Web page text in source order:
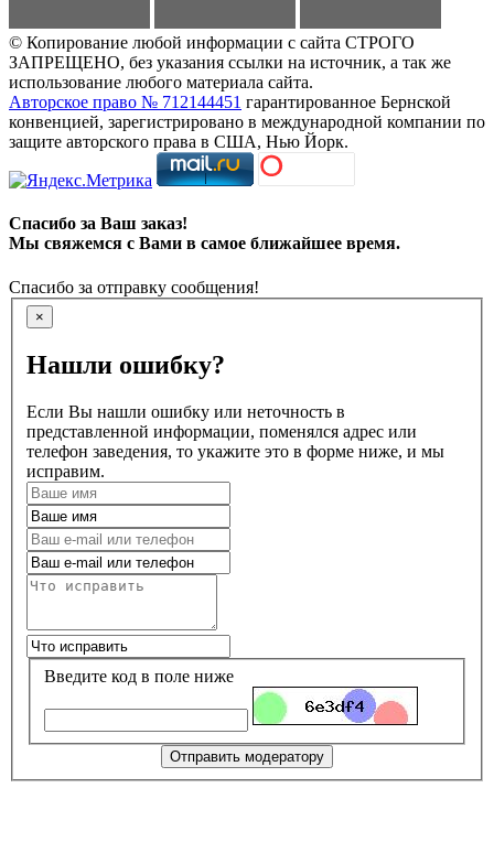
© Копирование любой информации с сайта СТРОГО
ЗАПРЕЩЕНО, без указания ссылки на источник, а так же
использование любого материала сайта.
Авторское право № 712144451 гарантированное Бернской
конвенцией, зарегистрировано в международной компании по
защите авторского права в США, Нью Йорк.
Спасибо за Ваш заказ!
Мы свяжемся с Вами в самое ближайшее время.
Спасибо за отправку сообщения!
×
Нашли ошибку?
Если Вы нашли ошибку или неточность в
представленной информации, поменялся адрес или
телефон заведения, то укажите это в форме ниже, и мы
исправим.
Введите код в поле ниже
Отправить модератору